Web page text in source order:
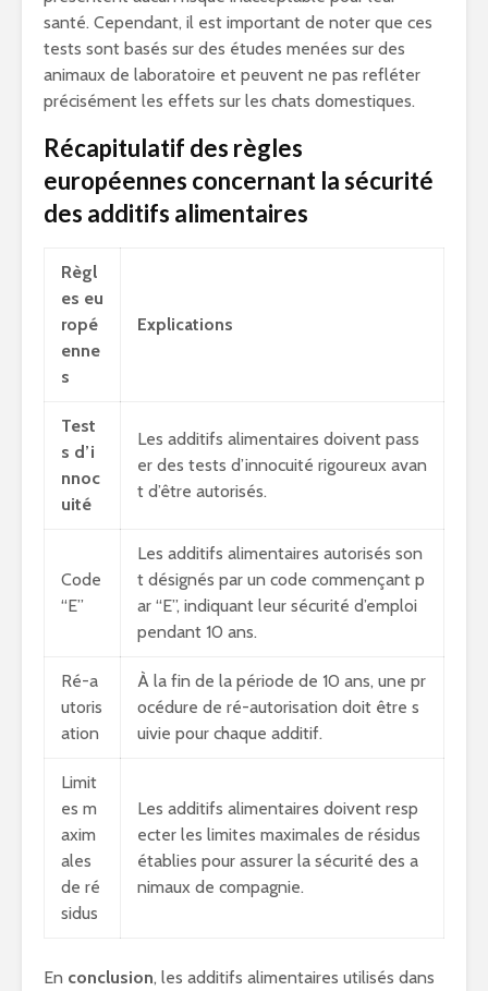
santé. Cependant, il est important de noter que ces
tests sont basés sur des études menées sur des
animaux de laboratoire et peuvent ne pas refléter
précisément les effets sur les chats domestiques.
Récapitulatif des règles
européennes concernant la sécurité
des additifs alimentaires
Règl
es eu
ropé
enne
s
Explications
Test
s d’i
nnoc
uité
Les additifs alimentaires doivent pass
er des tests d’innocuité rigoureux avan
t d’être autorisés.
Code
“E”
Les additifs alimentaires autorisés son
t désignés par un code commençant p
ar “E”, indiquant leur sécurité d’emploi
pendant 10 ans.
Ré-a
utoris
ation
À la fin de la période de 10 ans, une pr
océdure de ré-autorisation doit être s
uivie pour chaque additif.
Limit
es m
axim
ales
de ré
sidus
Les additifs alimentaires doivent resp
ecter les limites maximales de résidus
établies pour assurer la sécurité des a
nimaux de compagnie.
En conclusion, les additifs alimentaires utilisés dans